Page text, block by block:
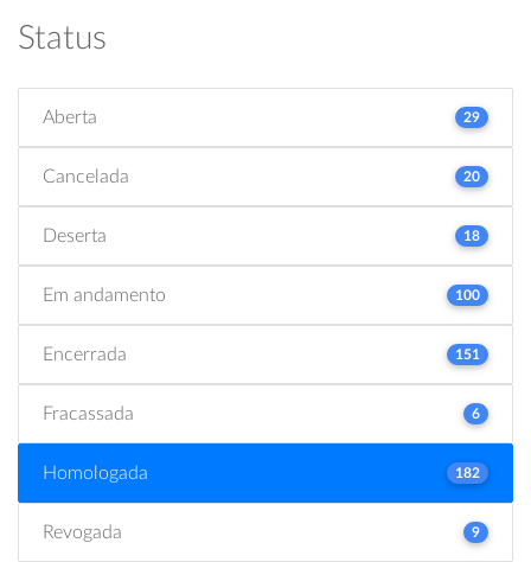
Status
Aberta 29
Cancelada 20
Deserta 18
Em andamento 100
Encerrada 151
Fracassada 6
Homologada 182
Revogada 9